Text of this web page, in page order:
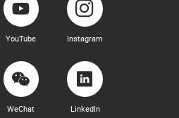
YouTube Instagram
WeChat LinkedIn